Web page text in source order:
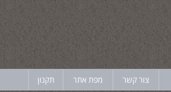
צור קשר מפת אתר תקנון